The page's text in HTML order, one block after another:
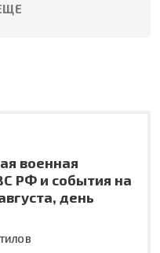
военная
РФ и события на
день